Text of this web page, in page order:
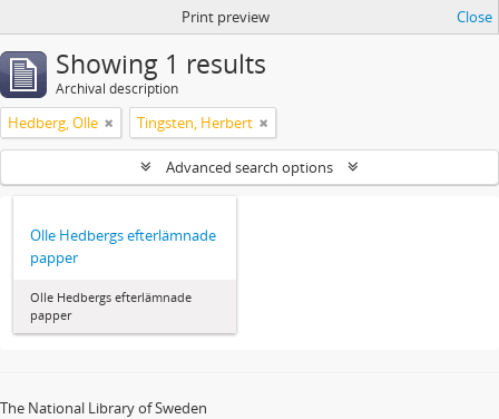
Print preview Close
Showing 1 results
Archival description
Hedberg, Olle Tingsten, Herbert
Advanced search options
Olle Hedbergs efterlämnade
papper
Olle Hedbergs efterlämnade
papper
The National Library of Sweden